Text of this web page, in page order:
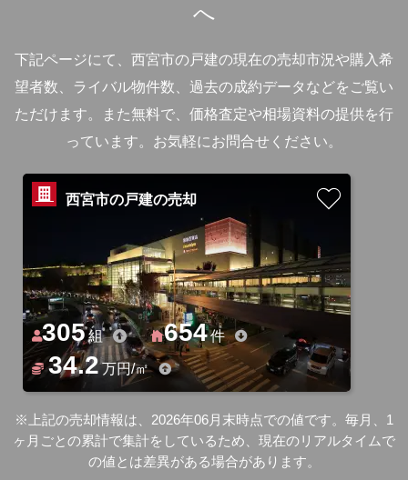
へ
下記ページにて、西宮市の戸建の現在の売却市況や購入希
望者数、ライバル物件数、過去の成約データなどをご覧い
ただけます。
また無料で、価格査定や相場資料の提供を行
っています。お気軽にお問合せください。
西宮市の戸建の売却
305組 654件
34.2万円/㎡
※上記の売却情報は、2026年06月末時点での値です。毎月、1
ヶ月ごとの累計で集計をしているため、現在のリアルタイムで
の値とは差異がある場合があります。